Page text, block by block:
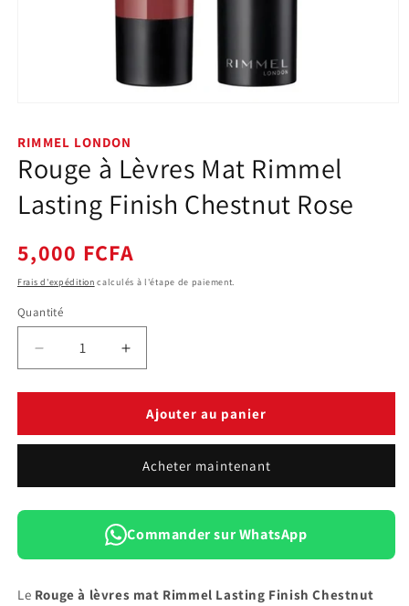
média
1
dans
une
modale
RIMMEL LONDON
Rouge à Lèvres Mat Rimmel
Lasting Finish Chestnut Rose
Prix
habituel
5,000 FCFA
Frais d'expédition calculés à l'étape de paiement.
Quantité
Quantité
Réduire
la
quantité
Rouge
Mat
Rimmel
Rose
Augmenter
la
quantité
Rouge
Lèvres
Mat
Rimmel
Lasting
Finish
Rose
Ajouter au panier
Acheter maintenant
Commander sur WhatsApp
Le Rouge à lèvres mat Rimmel Lasting Finish Chestnut